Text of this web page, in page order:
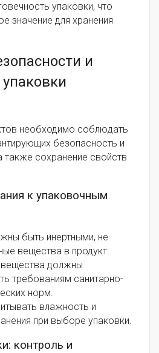
упаковки, что
значение для хранения
и
необходимо соблюдать
безопасность и
также сохранение свойств
к упаковочным
быть инертными, не
вещества в продукт.
должны
требованиям санитарно-
норм.
влажность и
при выборе упаковки.
контроль и